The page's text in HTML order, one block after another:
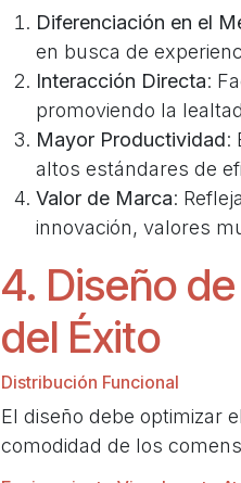
Diferenciación en el
en busca de
Interacción Directa:
promoviendo la
Mayor Productividad:
altos estándares de
Valor de Marca:
innovación, valores
4. Diseño
del Éxito
Distribución Funcional
El diseño debe optimizar
comodidad de los